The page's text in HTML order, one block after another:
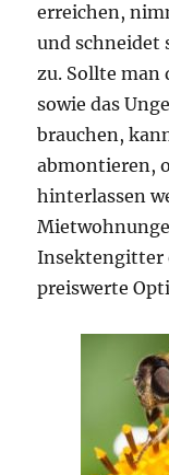
erreichen,
und schneidet
zu. Sollte man
sowie das
brauchen,
abmontieren,
hinterlassen
Insektengitter
preiswerte